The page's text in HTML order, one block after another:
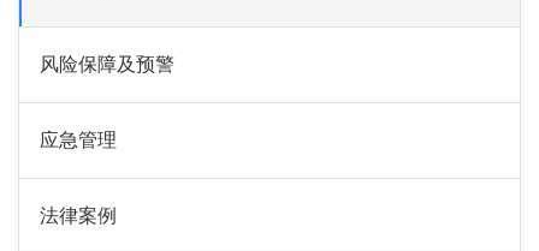
风险保障及预警
应急管理
法律案例